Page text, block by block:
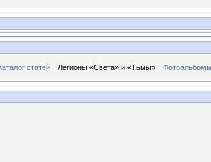
Каталог статей Легионы «Света» и «Тьмы» Фотоальбомы